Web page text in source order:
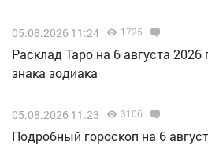
05.08.2026 11:24 1725
Расклад Таро на 6 августа
знака зодиака
05.08.2026 11:23 3106
Подробный гороскоп на 6